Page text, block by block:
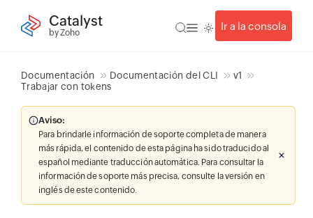
Catalyst
by Zoho
Ir a la consola
Documentación Documentación del CLI
v1
Trabajar con tokens
Aviso:
Para brindarle información de soporte completa de manera
más rápida, el contenido de esta página ha sido traducido al
español mediante traducción automática. Para consultar la
información de soporte más precisa, consulte la versión en
inglés de este contenido.